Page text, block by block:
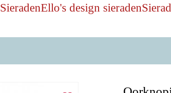
SieradenEllo's design sieraden